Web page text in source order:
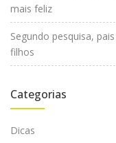
mais feliz
Segundo pesquisa,
filhos
Categorias
Dicas